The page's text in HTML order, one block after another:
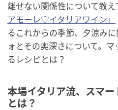
離せない関係性について教
アモーレ♡イタリアワイン」
るこれからの季節、夕涼み
ォとその奥深さについて。
るレシピとは？
本場イタリア流、スマ
とは？